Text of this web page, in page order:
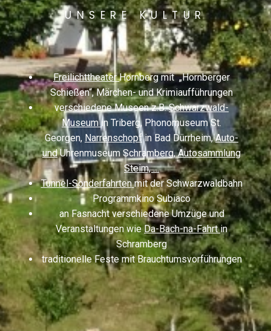
UNSERE KULTUR
Freilichttheater Hornberg mit „Hornberger
Schießen“, Märchen- und Krimiaufführungen
verschiedene Museen z.B.Schwarzwald-
Museum in Triberg, Phonomuseum St.
Georgen, Narrenschopfin Bad Dürrheim,Auto-
undUhrenmuseum Schramberg,Autosammlung
Steim,…
Tunnel-Sonderfahrten mit der Schwarzwaldbahn
Programmkino Subiaco
an Fasnacht verschiedene Umzüge und
Veranstaltungen wie Da- Bach-na-Fahrtin
Schramberg
traditionelle Feste mit Brauchtumsvorführungen